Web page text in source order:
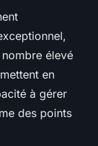
élevé
en
à gérer
des points